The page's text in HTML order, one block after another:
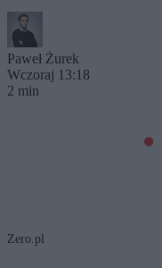
Paweł Żurek
Wczoraj 13:18
2 min
Zero.pl